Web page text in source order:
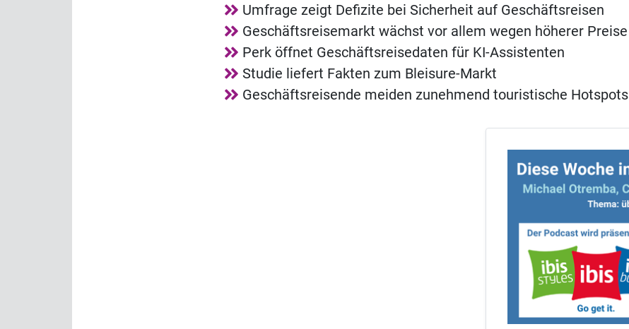
Umfrage zeigt Defizite bei Sicherheit auf Geschäftsreisen
Geschäftsreisemarkt wächst vor allem wegen höherer Preise
Perk öffnet Geschäftsreisedaten für KI-Assistenten
Studie liefert Fakten zum Bleisure-Markt
Geschäftsreisende meiden zunehmend touristische Hotspots